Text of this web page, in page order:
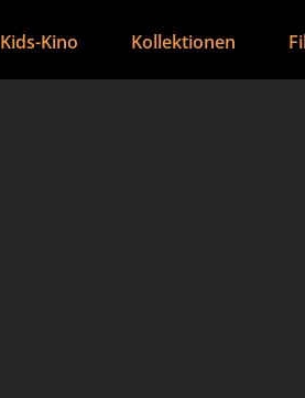
Kids-Kino Kollektionen